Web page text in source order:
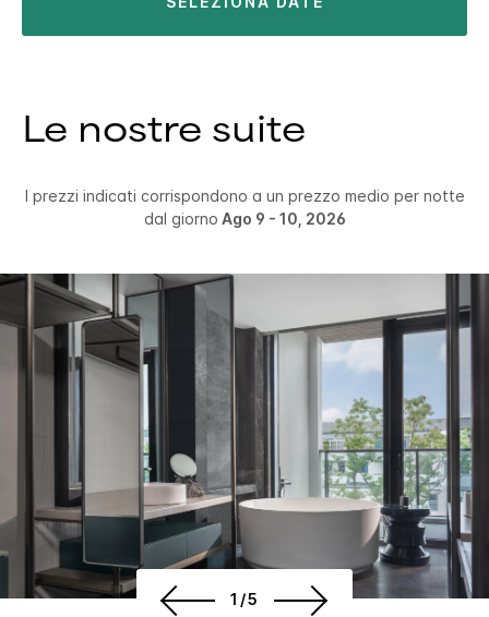
Le nostre suite
I prezzi indicati corrispondono a un prezzo medio per notte
dal giorno Ago 9 - 10, 2026
1/5